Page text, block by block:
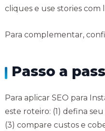
cliques e use stories com
Para complementar,
Passo a
Para aplicar SEO para
este roteiro: (1) defina
(3) compare custos e